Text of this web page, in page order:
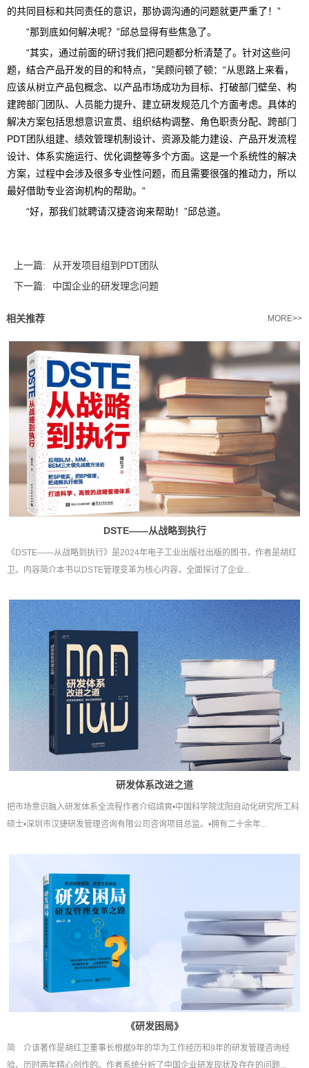
的共同目标和共同责任的意识，那协调沟通的问题就更严重了！”
“那到底如何解决呢？”邱总显得有些焦急了。
“其实，通过前面的研讨我们把问题都分析清楚了。针对这些问
题，结合产品开发的目的和特点，”吴顾问顿了顿：“从思路上来看，
应该从树立产品包概念、以产品市场成功为目标、打破部门壁垒、构
建跨部门团队、人员能力提升、建立研发规范几个方面考虑。具体的
解决方案包括思想意识宣贯、组织结构调整、角色职责分配、跨部门
PDT团队组建、绩效管理机制设计、资源及能力建设、产品开发流程
设计、体系实施运行、优化调整等多个方面。这是一个系统性的解决
方案，过程中会涉及很多专业性问题，而且需要很强的推动力，所以
最好借助专业咨询机构的帮助。“
“好，那我们就聘请汉捷咨询来帮助！”邱总道。
上一篇:
从开发项目组到PDT团队
下一篇:
中国企业的研发理念问题
相关推荐 MORE>>
DSTE——从战略到执行
《DSTE——从战略到执行》是2024年电子工业出版社出版的图书，作者是胡红
卫。内容简介本书以DSTE管理变革为核心内容，全面探讨了企业...
研发体系改进之道
把市场意识融入研发体系全流程作者介绍靖爽•中国科学院沈阳自动化研究所工科
硕士•深圳市汉捷研发管理咨询有限公司咨询项目总监。•拥有二十余年...
《研发困局》
简 介该著作是胡红卫董事长根据9年的华为工作经历和9年的研发管理咨询经
验、历时两年精心创作的。作者系统分析了中国企业研发现状及存在的问题...